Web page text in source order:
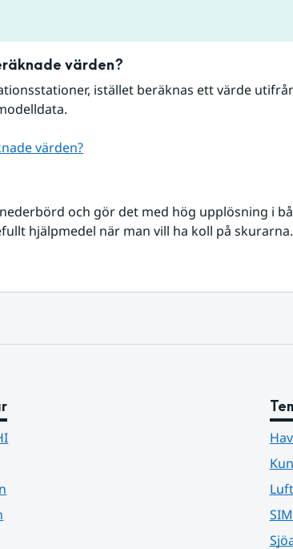
värden?
istället beräknas ett värde
värden?
och gör det med hög upplösning i
hjälpmedel när man vill ha koll på skurarna.